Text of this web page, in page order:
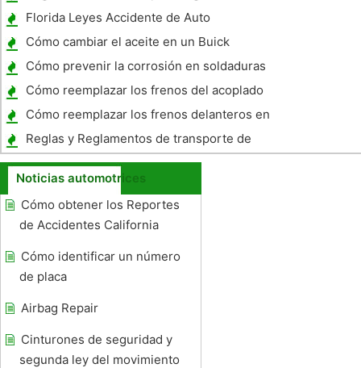
Florida Leyes Accidente de Auto
Cómo cambiar el aceite en un Buick
LeSabre 1998
Cómo prevenir la corrosión en soldaduras
Silenciador
Cómo reemplazar los frenos del acoplado
del barco
Cómo reemplazar los frenos delanteros en
un Buick
Reglas y Reglamentos de transporte de
automóviles
Noticias automotrices
Cómo obtener los Reportes
de Accidentes California
Cómo identificar un número
de placa
Airbag Repair
Cinturones de seguridad y
segunda ley del movimiento